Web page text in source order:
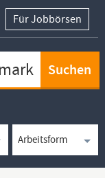
Für Jobbörsen